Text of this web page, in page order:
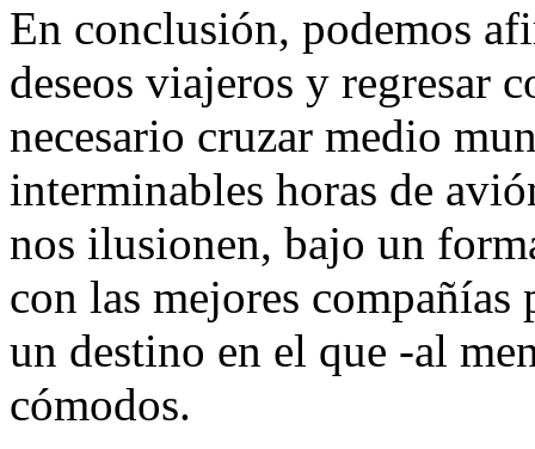
En conclusión, podemos
deseos viajeros y regresar
necesario cruzar medio
interminables horas de
nos ilusionen, bajo un
con las mejores
un destino en el que -al
cómodos.